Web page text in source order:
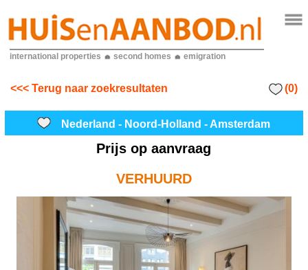
international properties second homes emigration
<<< Terug naar zoekresultaten (0)
Nederland - Noord-Holland - Amsterdam
Prijs op aanvraag
VERHUURD